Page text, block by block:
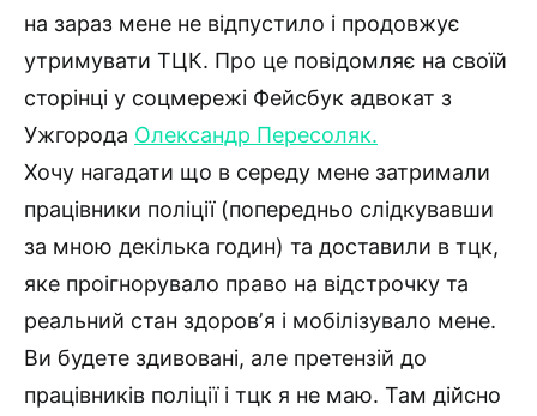
на зараз мене не відпустило і продовжує
утримувати ТЦК. Про це повідомляє на своїй
сторінці у соцмережі Фейсбук адвокат з
Ужгорода Олександр Пересоляк.
Хочу нагадати що в середу мене затримали
працівники поліції (попередньо слідкувавши
за мною декілька годин) та доставили в тцк,
яке проігнорувало право на відстрочку та
реальний стан здоровʼя і мобілізувало мене.
Ви будете здивовані, але претензій до
працівників поліції і тцк я не маю. Там дійсно